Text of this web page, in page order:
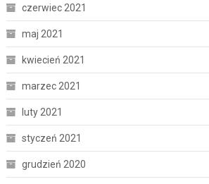
czerwiec 2021
maj 2021
kwiecień 2021
marzec 2021
luty 2021
styczeń 2021
grudzień 2020